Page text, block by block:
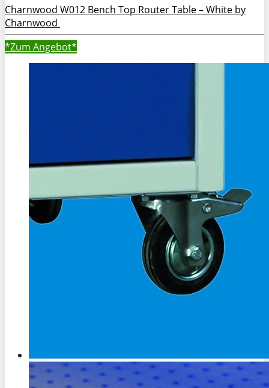
Charnwood W012 Bench Top Router Table – White by
Charnwood
*Zum Angebot*